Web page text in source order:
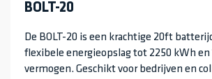
BOLT-20
De BOLT-20 is een krachtige 20ft
flexibele energieopslag tot 2250 kWh en
vermogen. Geschikt voor bedrijven en